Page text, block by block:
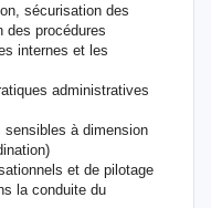
sécurisation des
des procédures
internes et les
administratives
à dimension
et de pilotage
la conduite du